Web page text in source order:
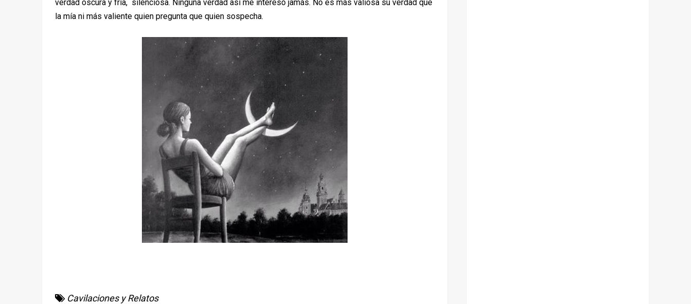
verdad oscura y fría, silenciosa. Ninguna verdad así me interesó jamás. No es más valiosa su verdad que
la mía ni más valiente quien pregunta que quien sospecha.
Cavilaciones y Relatos